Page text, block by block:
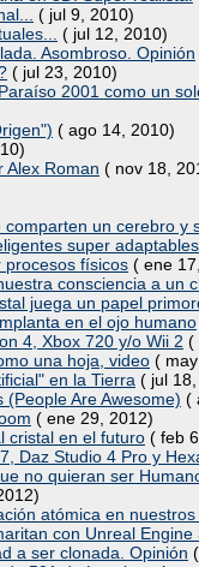
( jul 9, 2010)
( jul 12, 2010)
Asombroso. Opinión
( jul 23, 2010)
2001 como un
( ago 14, 2010)
Alex Roman ( nov 18,
un cerebro y
super adaptables
procesos físicos ( ene
consciencia a un
juega un papel
en el ojo humano
4, Xbox 720 y/o Wii 2 (
una hoja, video (
en la Tierra ( jul
Are Awesome) (
( ene 29, 2012)
cristal en el futuro ( feb
Daz Studio 4 Pro y
no quieran ser
atómica en
con Unreal Engine
a ser clonada. Opinión